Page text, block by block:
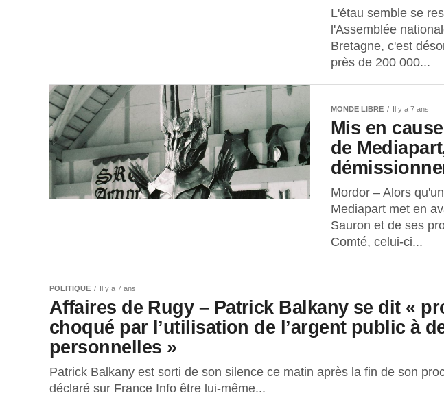
L'étau semble se
l'Assemblée
Bretagne, c'est
près de 200 000...
MONDE LIBRE Il y a 7 ans
Mis en
de
Mordor – Alors
Mediapart met en
Sauron et de ses
Comté, celui-ci...
POLITIQUE Il y a 7 ans
Affaires de Rugy – Patrick Balkany se dit «
choqué par l’utilisation de l’argent public à
personnelles »
Patrick Balkany est sorti de son silence ce matin après la fin de son
déclaré sur France Info être lui-même...